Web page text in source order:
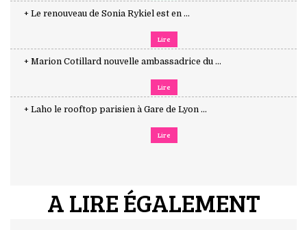
+ Le renouveau de Sonia Rykiel est en ...
Lire
+ Marion Cotillard nouvelle ambassadrice du ...
Lire
+ Laho le rooftop parisien à Gare de Lyon ...
Lire
A LIRE ÉGALEMENT